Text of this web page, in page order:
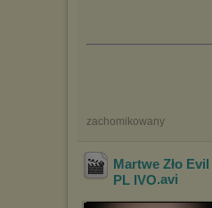
zachomikowany
Martwe Zło
PL IVO.avi